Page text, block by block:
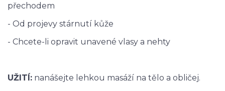
přechodem
- Od projevy stárnutí kůže
- Chcete-li opravit unavené vlasy a nehty
UŽITÍ: nanášejte lehkou masáží na tělo a obličej.